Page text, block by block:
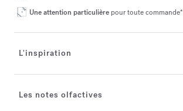
Une attention particulière pour toute commande*
L'inspiration
Les notes olfactives